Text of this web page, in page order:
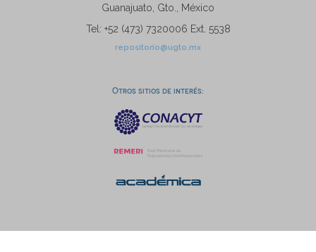
Guanajuato, Gto., México
Tel: +52 (473) 7320006 Ext. 5538
repositorio@ugto.mx
Otros sitios de interés: